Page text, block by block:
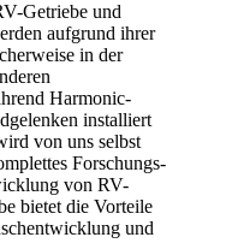
Getriebe und
aufgrund ihrer
in der
Harmonic-
installiert
von uns selbst
Forschungs-
von RV-
bietet die Vorteile
und